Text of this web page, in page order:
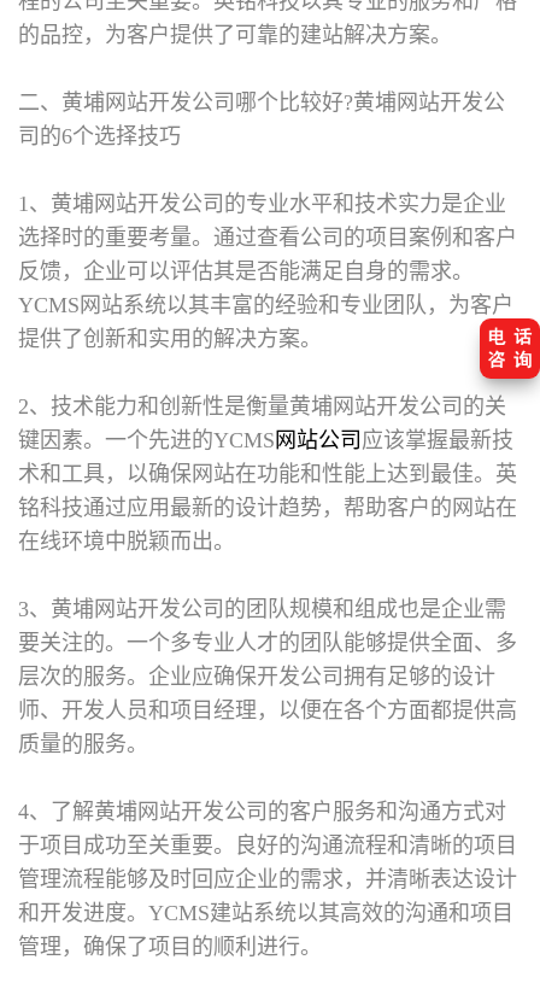
的品控，为客户提供了可靠的建站解决方案。
二、黄埔网站开发公司哪个比较好?黄埔网站开发公
司的6个选择技巧
1、黄埔网站开发公司的专业水平和技术实力是企业
选择时的重要考量。通过查看公司的项目案例和客户
反馈，企业可以评估其是否能满足自身的需求。
YCMS网站系统以其丰富的经验和专业团队，为客户
提供了创新和实用的解决方案。
2、技术能力和创新性是衡量黄埔网站开发公司的关
键因素。一个先进的YCMS 网站公司 应该掌握最新技
术和工具，以确保网站在功能和性能上达到最佳。英
铭科技通过应用最新的设计趋势，帮助客户的网站在
在线环境中脱颖而出。
3、黄埔网站开发公司的团队规模和组成也是企业需
要关注的。一个多专业人才的团队能够提供全面、多
层次的服务。企业应确保开发公司拥有足够的设计
师、开发人员和项目经理，以便在各个方面都提供高
质量的服务。
4、了解黄埔网站开发公司的客户服务和沟通方式对
于项目成功至关重要。良好的沟通流程和清晰的项目
管理流程能够及时回应企业的需求，并清晰表达设计
和开发进度。YCMS建站系统以其高效的沟通和项目
管理，确保了项目的顺利进行。